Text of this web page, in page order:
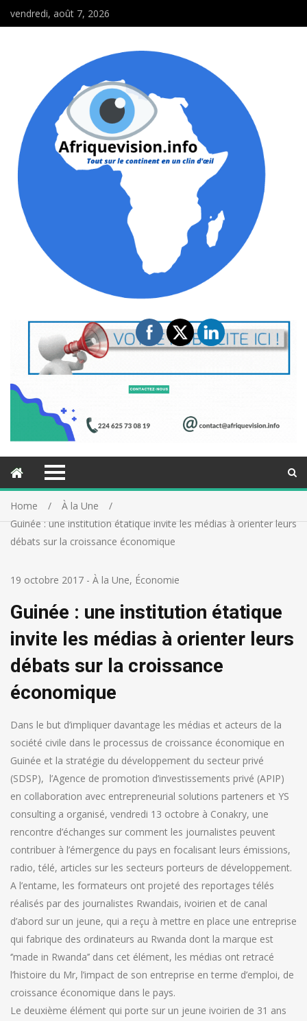
vendredi, août 7, 2026
Home
À la Une
Guinée : une institution étatique invite les médias à orienter leurs
débats sur la croissance économique
19 octobre 2017 - À la Une, Économie
Guinée : une institution étatique
invite les médias à orienter leurs
débats sur la croissance
économique
Dans le but d’impliquer davantage les médias et acteurs de la
société civile dans le processus de croissance économique en
Guinée et la stratégie du développement du secteur privé
(SDSP), l’Agence de promotion d’investissements privé (APIP)
en collaboration avec entrepreneurial solutions parteners et YS
consulting a organisé, vendredi 13 octobre à Conakry, une
rencontre d’échanges sur comment les journalistes peuvent
contribuer à l’émergence du pays en focalisant leurs émissions,
radio, télé, articles sur les secteurs porteurs de développement.
A l’entame, les formateurs ont projeté des reportages télés
réalisés par des journalistes Rwandais, ivoirien et de canal
d’abord sur un jeune, qui a reçu à mettre en place une entreprise
qui fabrique des ordinateurs au Rwanda dont la marque est
‘’made in Rwanda’’ dans cet élément, les médias ont retracé
l’histoire du Mr, l’impact de son entreprise en terme d’emploi, de
croissance économique dans le pays.
Le deuxième élément qui porte sur un jeune ivoirien de 31 ans